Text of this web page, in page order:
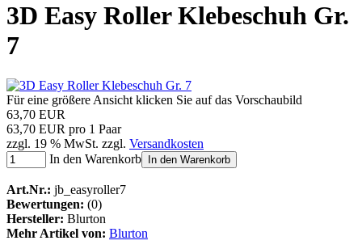
3D Easy Roller Klebeschuh Gr.
7
Für eine größere Ansicht klicken Sie auf das Vorschaubild
63,70 EUR
63,70 EUR pro 1 Paar
zzgl. 19 % MwSt. zzgl. Versandkosten
In den Warenkorb
In den Warenkorb
Art.Nr.: jb_easyroller7
Bewertungen: (0)
Hersteller: Blurton
Mehr Artikel von: Blurton